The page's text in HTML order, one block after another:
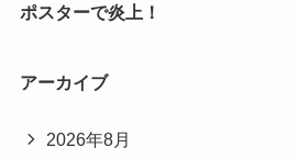
ポスターで炎上！
アーカイブ
2026年8月